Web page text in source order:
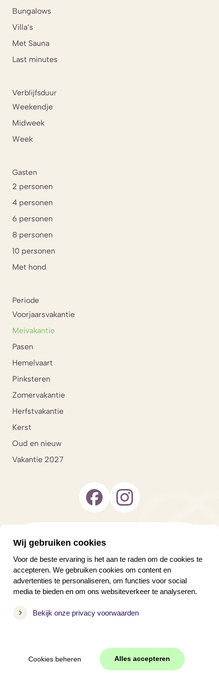
Wij gebruiken cookies
Voor de beste ervaring is het aan te raden om de cookies te
accepteren. We gebruiken cookies om content en
advertenties te personaliseren, om functies voor social
media te bieden en om ons websiteverkeer te analyseren.
Bekijk onze privacy voorwaarden
Cookies beheren Alles accepteren
Bungalows
Villa’s
Met Sauna
Last minutes
Verblijfsduur
Weekendje
Midweek
Week
Gasten
2 personen
4 personen
6 personen
8 personen
10 personen
Met hond
Periode
Voorjaarsvakantie
Meivakantie
Pasen
Hemelvaart
Pinksteren
Zomervakantie
Herfstvakantie
Kerst
Oud en nieuw
Vakantie 2027
Vakantiepark So What
WEBJONGENS Content |
Video doorVideolux